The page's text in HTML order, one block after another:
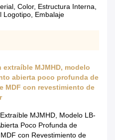
Color, Estructura Interna,
Logotipo, Embalaje
MJMHD, modelo
abierta poco profunda de
MDF con revestimiento de
MJMHD, Modelo LB-
Poco Profunda de
con Revestimiento de